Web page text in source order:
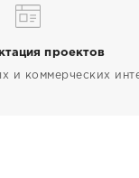
проектов
и коммерческих